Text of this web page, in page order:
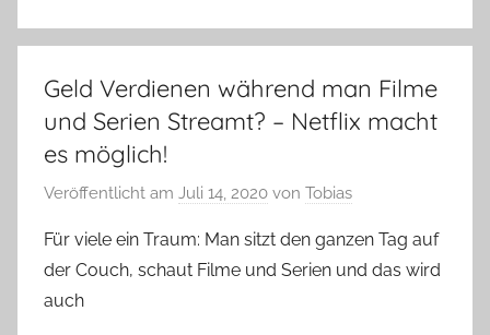
Geld Verdienen während man Filme
und Serien Streamt? – Netflix macht
es möglich!
Veröffentlicht am Juli 14, 2020 von Tobias
Für viele ein Traum: Man sitzt den ganzen Tag auf
der Couch, schaut Filme und Serien und das wird
auch